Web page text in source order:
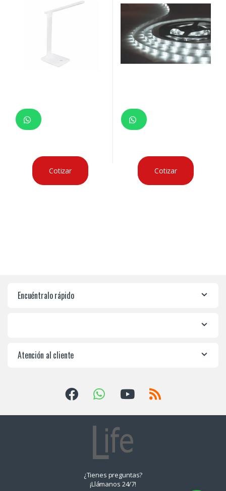
Cotizar Cotizar
Encuéntralo rápido
Atención al cliente
¿Tienes preguntas?
¡Llámanos 24/7!